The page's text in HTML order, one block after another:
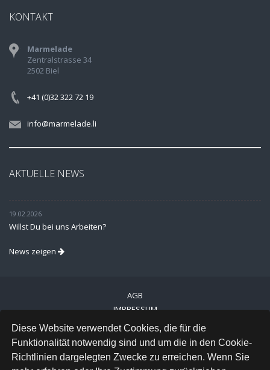
Diese Website verwendet Cookies, die für die
Funktionalität notwendig sind und um die in den Cookie-
Richtlinien dargelegten Zwecke zu erreichen. Wenn Sie
KONTAKT
Marmelade
Zentralstrasse 34
2502 Biel
+41 (0)32 322 72 19
info@marmelade.li
AKTUELLE NEWS
19.02.2026
Willst Du bei uns Arbeiten?
News zeigen
AGB
IMPRESSUM
VERSAND
DATENSCHUTZ